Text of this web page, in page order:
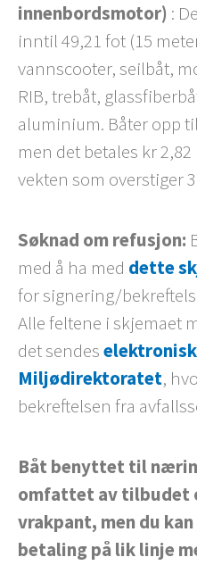
innenbordsmotor) :
inntil 49,21 fot (15
vannscooter, seilbåt,
RIB, trebåt,
aluminium. Båter opp
men det betales kr
vekten som overstiger
Søknad om refusjon:
med å ha med dette
for signering/
Alle feltene i skjemaet
det sendes
Miljødirektoratet,
bekreftelsen fra
Båt benyttet til
omfattet av tilbudet
vrakpant, men du
betaling på lik linje